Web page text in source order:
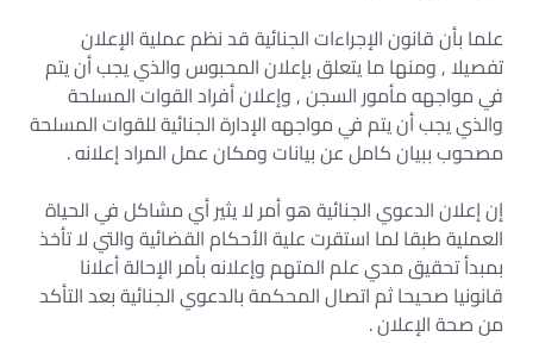
علما بأن قانون الإجراءات الجنائية قد نظم عملية الإعلان
تفصيلا , ومنها ما يتعلق بإعلان المحبوس والذي يجب أن يتم
في مواجهه مأمور السجن , وإعلان أفراد القوات المسلحة
والذي يجب أن يتم في مواجهه الإدارة الجنائية للقوات المسلحة
مصحوب ببيان كامل عن بيانات ومكان عمل المراد إعلانه .
إن إعلان الدعوي الجنائية هو أمر لا يثير أي مشاكل في الحياة
العملية طبقا لما استقرت علية الأحكام القضائية والتي لا تأخذ
بمبدأ تحقيق مدي علم المتهم وإعلانه بأمر الإحالة أعلانا
قانونيا صحيحا ثم اتصال المحكمة بالدعوي الجنائية بعد التأكد
من صحة الإعلان .